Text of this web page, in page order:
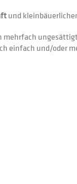
und
einfach und/oder